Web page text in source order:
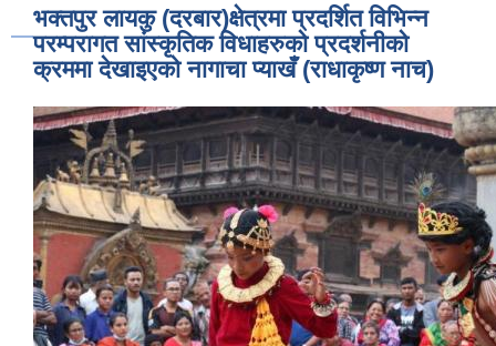
भक्तपुर लायकु (दरबार)क्षेत्रमा प्रदर्शित विभिन्न
परम्परागत सांस्कृतिक विधाहरुको प्रदर्शनीको
क्रममा देखाइएको नागाचा प्याखँ (राधाकृष्ण नाच)